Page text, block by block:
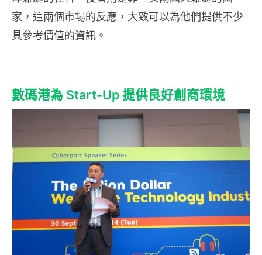
家，這兩個市場的反應，大致可以為他們提供不少
具參考價值的資訊。
數碼港為 Start-Up 提供良好創商環境